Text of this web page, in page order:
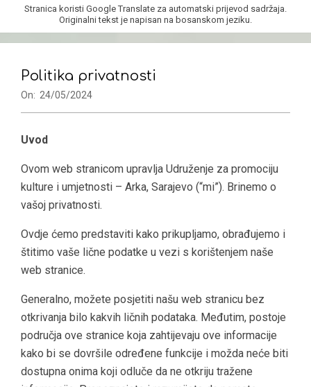
MenuStranica koristi Google Translate za automatski prijevod sadržaja.
Originalni tekst je napisan na bosanskom jeziku.
Politika privatnosti
On: 24/05/2024
Uvod
Ovom web stranicom upravlja Udruženje za promociju
kulture i umjetnosti – Arka, Sarajevo (“mi”). Brinemo o
vašoj privatnosti.
Ovdje ćemo predstaviti kako prikupljamo, obrađujemo i
štitimo vaše lične podatke u vezi s korištenjem naše
web stranice.
Generalno, možete posjetiti našu web stranicu bez
otkrivanja bilo kakvih ličnih podataka. Međutim, postoje
područja ove stranice koja zahtijevaju ove informacije
kako bi se dovršile određene funkcije i možda neće biti
dostupna onima koji odluče da ne otkriju tražene